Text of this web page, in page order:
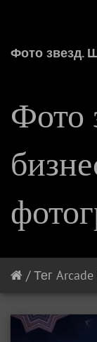
Фото звезд.
Фото
/Тег Arcade